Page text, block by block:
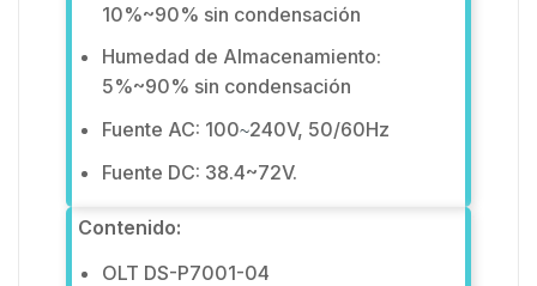
10%~90% sin condensación
Humedad de Almacenamiento:
5%~90% sin condensación
Fuente AC: 100~240V, 50/60Hz
Fuente DC: 38.4~72V.
Contenido:
OLT DS-P7001-04